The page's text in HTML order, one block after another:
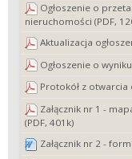
Ogłoszenie o
nieruchomości (PDF,
Aktualizacja
Ogłoszenie o
Protokół z otwarcia
Załącznik nr 1 -
(PDF, 401k)
Załącznik nr 2 -